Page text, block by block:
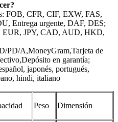
FOB, CFR, CIF, EXW, FAS,
Entrega urgente, DAF, DES;
EUR, JPY, CAD, AUD, HKD,
PD/A,MoneyGram,Tarjeta de
en garantía;
japonés, portugués,
hindi, italiano
Peso Dimensión